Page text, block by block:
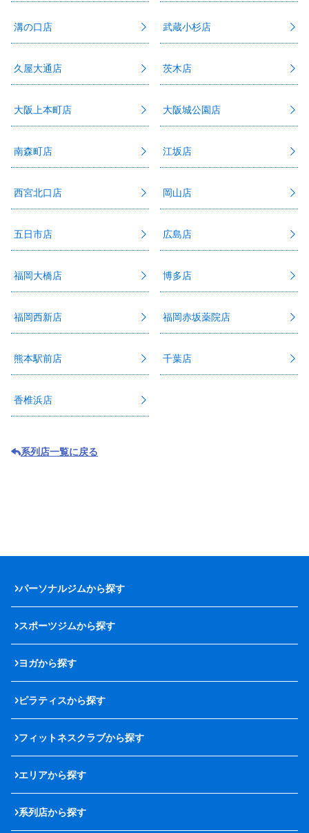
溝の口店 武蔵小杉店
久屋大通店 茨木店
大阪上本町店 大阪城公園店
南森町店 江坂店
西宮北口店 岡山店
五日市店 広島店
福岡大橋店 博多店
福岡西新店 福岡赤坂薬院店
熊本駅前店 千葉店
香椎浜店
系列店一覧に戻る
パーソナルジムから探す
スポーツジムから探す
ヨガから探す
ピラティスから探す
フィットネスクラブから探す
エリアから探す
系列店から探す